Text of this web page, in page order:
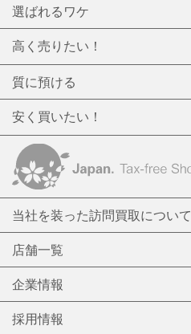
選ばれるワケ
高く売りたい！
質に預ける
安く買いたい！
当社を装った訪問買取について
店舗一覧
企業情報
採用情報